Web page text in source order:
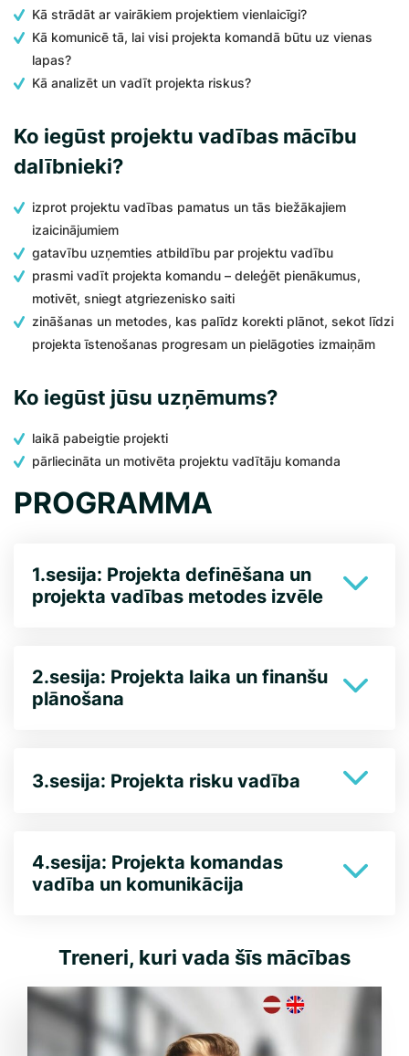
Kā strādāt ar vairākiem projektiem vienlaicīgi?
Kā komunicē tā, lai visi projekta komandā būtu uz vienas
lapas?
Kā analizēt un vadīt projekta riskus?
Ko iegūst projektu vadības mācību
dalībnieki?
izprot projektu vadības pamatus un tās biežākajiem
izaicinājumiem
gatavību uzņemties atbildību par projektu vadību
prasmi vadīt projekta komandu – deleģēt pienākumus,
motivēt, sniegt atgriezenisko saiti
zināšanas un metodes, kas palīdz korekti plānot, sekot līdzi
projekta īstenošanas progresam un pielāgoties izmaiņām
Ko iegūst jūsu uzņēmums?
laikā pabeigtie projekti
pārliecināta un motivēta projektu vadītāju komanda
PROGRAMMA
1.sesija: Projekta definēšana un
projekta vadības metodes izvēle
2.sesija: Projekta laika un finanšu
plānošana
3.sesija: Projekta risku vadība
4.sesija: Projekta komandas
vadība un komunikācija
Treneri, kuri vada šīs mācības